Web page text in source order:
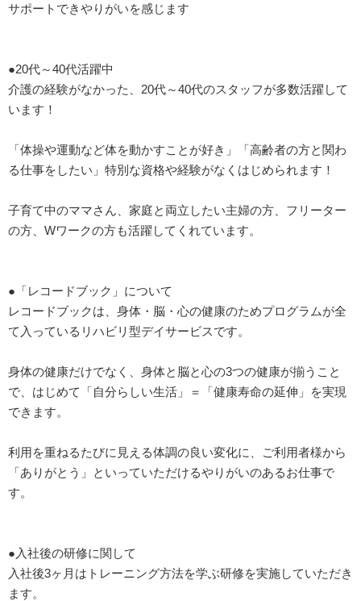
サポートできやりがいを感じます
●20代～40代活躍中
介護の経験がなかった、20代～40代のスタッフが多数活躍して
います！
「体操や運動など体を動かすことが好き」「高齢者の方と関わ
る仕事をしたい」特別な資格や経験がなくはじめられます！
子育て中のママさん、家庭と両立したい主婦の方、フリーター
の方、Wワークの方も活躍してくれています。
●「レコードブック」について
レコードブックは、身体・脳・心の健康のためプログラムが全
て入っているリハビリ型デイサービスです。
身体の健康だけでなく、身体と脳と心の3つの健康が揃うこと
で、はじめて「自分らしい生活」＝「健康寿命の延伸」を実現
できます。
利用を重ねるたびに見える体調の良い変化に、ご利用者様から
「ありがとう」といっていただけるやりがいのあるお仕事で
す。
●入社後の研修に関して
入社後3ヶ月はトレーニング方法を学ぶ研修を実施していただき
ます。